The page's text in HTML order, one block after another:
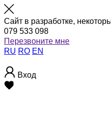
Сайт в разработке,
079 533 098
Перезвоните мне
RU RO EN
Вход